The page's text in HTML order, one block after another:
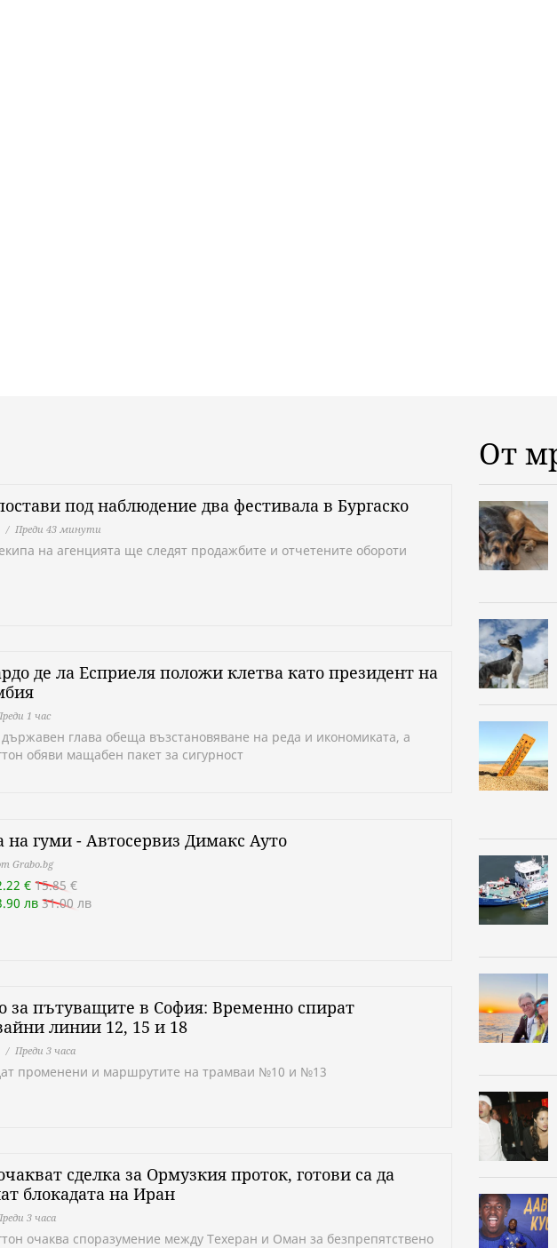
под наблюдение два фестивала в Бургаско
Преди 43 минути
на агенцията ще следят продажбите и отчетените обороти
де ла Есприеля положи клетва като президент на
1 час
глава обеща възстановяване на реда и икономиката, а
обяви мащабен пакет за сигурност
на гуми - Автосервиз Димaкс Ауто
Grabo.bg
€ 15.85 €
лв 31.00 лв
за пътуващите в София: Временно спират
линии 12, 15 и 18
Преди 3 часа
променени и маршрутите на трамваи №10 и №13
сделка за Ормузкия проток, готови са да
блокадата на Иран
3 часа
очаква споразумение между Техеран и Оман за безпрепятствено
От